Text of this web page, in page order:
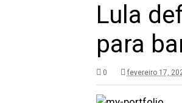
Lula
para
0 fevereiro 17,